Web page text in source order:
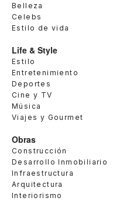
Belleza
Celebs
Estilo de vida
Life & Style
Estilo
Entretenimiento
Deportes
Cine y TV
Música
Viajes y Gourmet
Obras
Construcción
Desarrollo Inmobiliario
Infraestructura
Arquitectura
Interiorismo